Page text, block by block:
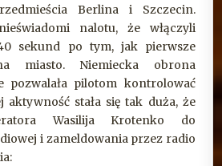
Berlina i Szczecin.
nalotu, że włączyli
sekund po tym, jak pierwsze
miasto. Niemiecka obrona
pozwalała pilotom kontrolować
aktywność stała się tak duża, że
Wasilija Krotenko do
i zameldowania przez radio